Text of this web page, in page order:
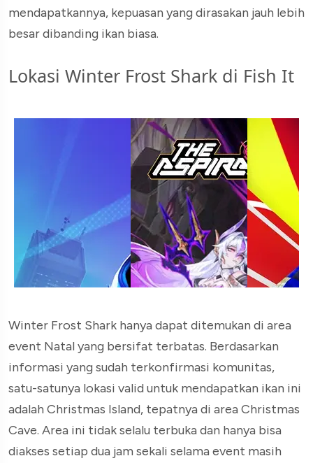
mendapatkannya, kepuasan yang dirasakan jauh lebih
besar dibanding ikan biasa.
Lokasi Winter Frost Shark di Fish It
Winter Frost Shark hanya dapat ditemukan di area
event Natal yang bersifat terbatas. Berdasarkan
informasi yang sudah terkonfirmasi komunitas,
satu-satunya lokasi valid untuk mendapatkan ikan ini
adalah Christmas Island, tepatnya di area Christmas
Cave. Area ini tidak selalu terbuka dan hanya bisa
diakses setiap dua jam sekali selama event masih